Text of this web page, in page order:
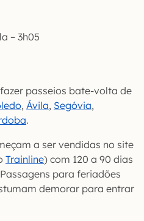
– 3h05
passeios bate-volta de
, Ávila, Segóvia,
.
a ser vendidas no site
Trainline) com 120 a 90 dias
para feriadões
demorar para entrar